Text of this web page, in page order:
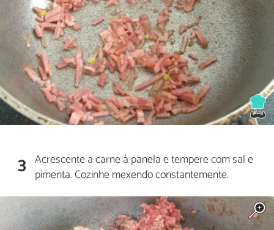
3 Acrescente a carne à panela e tempere com sal e
pimenta. Cozinhe mexendo constantemente.